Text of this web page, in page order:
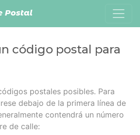
Postal
código postal para
postales posibles. Para
debajo de la primera línea de
contendrá un número
de calle: